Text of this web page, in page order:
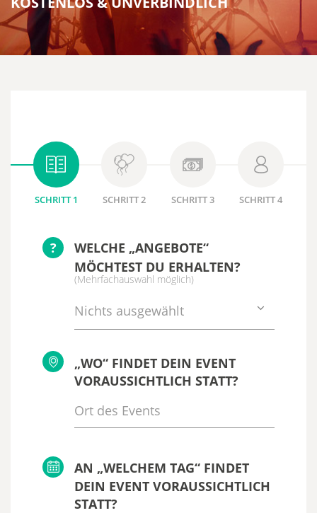
SCHRITT 1 SCHRITT 2 SCHRITT 3 SCHRITT 4
?
WELCHE „ANGEBOTE“
MÖCHTEST DU ERHALTEN?
(Mehrfachauswahl möglich)
Nichts ausgewählt
„WO“ FINDET DEIN EVENT
VORAUSSICHTLICH STATT?
AN „WELCHEM TAG“ FINDET
DEIN EVENT VORAUSSICHTLICH
STATT?